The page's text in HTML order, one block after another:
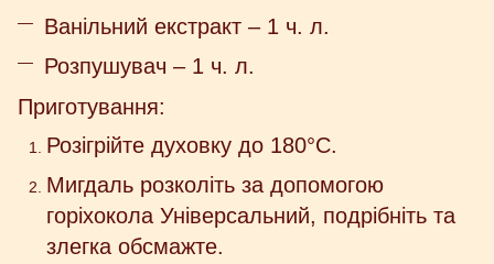
Ванільний екстракт – 1 ч. л.
Розпушувач – 1 ч. л.
Приготування:
Розігрійте духовку до 180°C.
Мигдаль розколіть за допомогою
горіхокола Універсальний, подрібніть та
злегка обсмажте.